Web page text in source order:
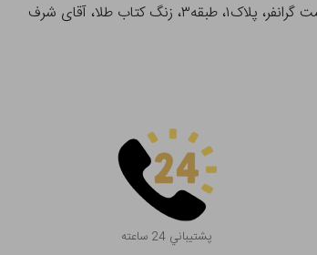
آدرس تحویل حضوری سفارشات: میدان انقلاب، خیابان انقلاب، خیابان ۱۲ فروردین، خیابان شهدای ژاندارمری غربی، بن بست گرانفر، پلاک۱، طبقه۳، زنگ کتاب طلا، آقای شرف
پشتيباني 24 ساعته